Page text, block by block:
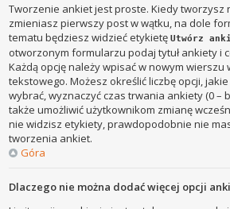
Tworzenie ankiet jest proste. Kiedy tworzysz
zmieniasz pierwszy post w wątku, na dole
tematu będziesz widzieć etykietęUtwórz
otworzonym formularzu podaj tytuł ankiety i
Każdą opcję należy wpisać w nowym wierszu
tekstowego. Możesz określić liczbę opcji,
wybrać, wyznaczyć czas trwania ankiety (0 –
także umożliwić użytkownikom zmianę
nie widzisz etykiety, prawdopodobnie nie
tworzenia ankiet.
Góra
Dlaczego nie można dodać więcej opcji